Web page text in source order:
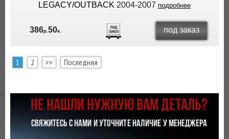
LEGACY/OUTBACK 2004-2007 подробнее
386р. 50к. под заказ
1 2 >> Последняя
НЕ НАШЛИ НУЖНУЮ ВАМ ДЕТАЛЬ?
СВЯЖИТЕСЬ С НАМИ И УТОЧНИТЕ НАЛИЧИЕ У МЕНЕДЖЕРА